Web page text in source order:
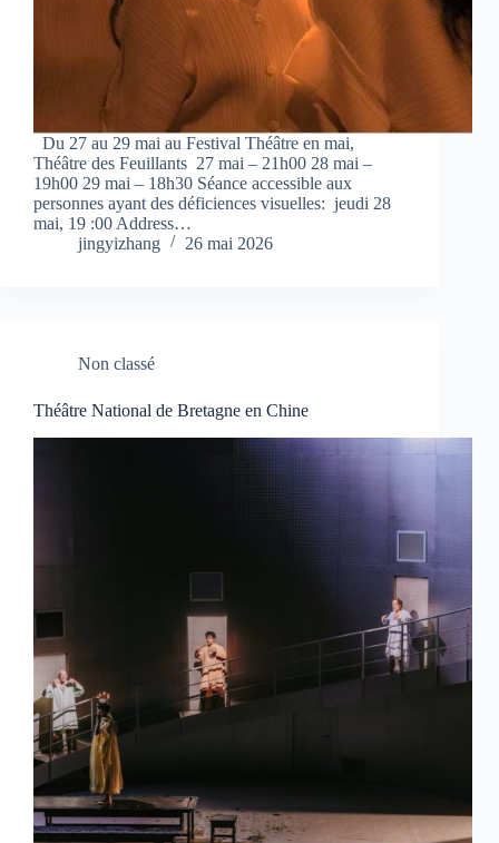
Du 27 au 29 mai au Festival Théâtre en mai,
Théâtre des Feuillants 27 mai – 21h00 28 mai –
19h00 29 mai – 18h30 Séance accessible aux
personnes ayant des déficiences visuelles: jeudi 28
mai, 19 :00 Address…
jingyizhang
26 mai 2026
Non classé
Théâtre National de Bretagne en Chine